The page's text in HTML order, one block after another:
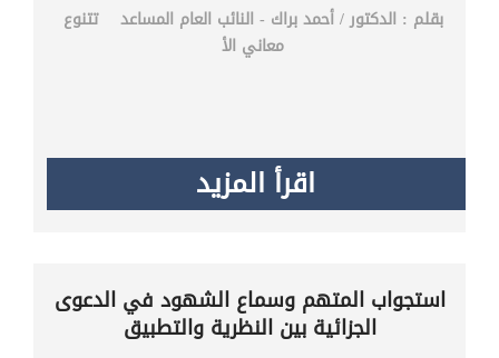
بقلم : الدكتور / أحمد براك - النائب العام المساعد تتنوع
معاني الأ
اقرأ المزيد
استجواب المتهم وسماع الشهود في الدعوى
الجزائية بين النظرية والتطبيق